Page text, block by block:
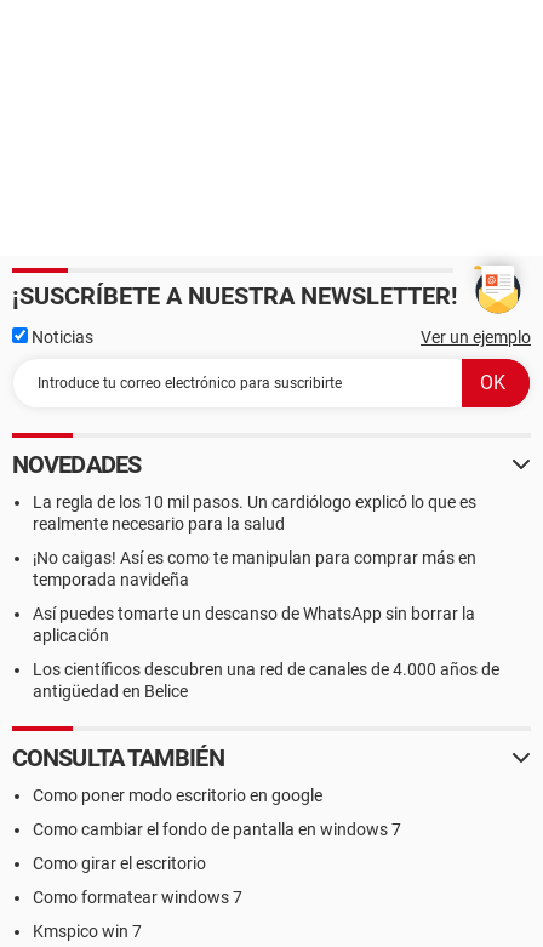
¡SUSCRÍBETE A NUESTRA NEWSLETTER!
Noticias Ver un ejemplo
NOVEDADES
La regla de los 10 mil pasos. Un cardiólogo explicó lo que es
realmente necesario para la salud
¡No caigas! Así es como te manipulan para comprar más en
temporada navideña
Así puedes tomarte un descanso de WhatsApp sin borrar la
aplicación
Los científicos descubren una red de canales de 4.000 años de
antigüedad en Belice
CONSULTA TAMBIÉN
Como poner modo escritorio en google
Como cambiar el fondo de pantalla en windows 7
Como girar el escritorio
Como formatear windows 7
Kmspico win 7